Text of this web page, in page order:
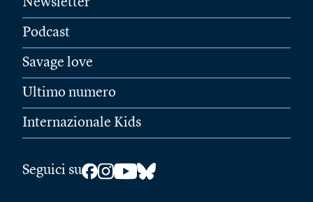
Newsletter
Podcast
Savage love
Ultimo numero
Internazionale Kids
Seguici su